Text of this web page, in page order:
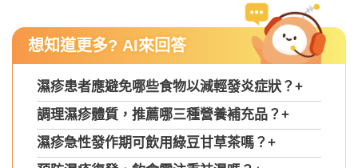
想知道更多? AI來回答
濕疹患者應避免哪些食物以減輕發炎症狀？+
調理濕疹體質，推薦哪三種營養補充品？+
濕疹急性發作期可飲用綠豆甘草茶嗎？+